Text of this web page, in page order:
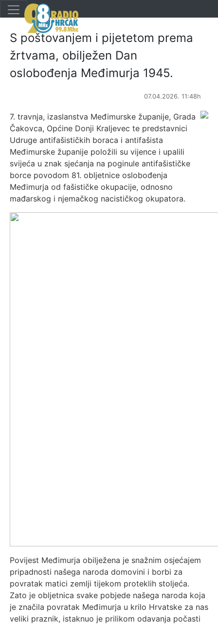
S poštovanjem i pijetetom prema
žrtvama, obilježen Dan
oslobođenja Međimurja 1945.
07.04.2026. 11:48h
7. travnja, izaslanstva Međimurske županije, Grada
Čakovca, Općine Donji Kraljevec te predstavnici
Udruge antifašističkih boraca i antifašista
Međimurske županije položili su vijence i upalili
svijeća u znak sjećanja na poginule antifašističke
borce povodom 81. obljetnice oslobođenja
Međimurja od fašističke okupacije, odnosno
mađarskog i njemačkog nacističkog okupatora.
Povijest Međimurja obilježena je snažnim osjećajem
pripadnosti našega naroda domovini i borbi za
povratak matici zemlji tijekom proteklih stoljeća.
Zato je obljetnica svake pobjede našega naroda koja
je značila povratak Međimurja u krilo Hrvatske za nas
veliki praznik, istaknuo je prilikom odavanja počasti